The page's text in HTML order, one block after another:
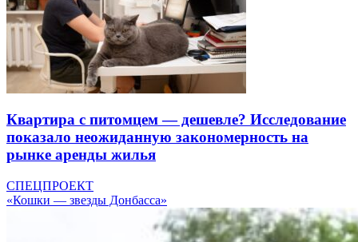
Квартира с питомцем — дешевле? Исследование
показало неожиданную закономерность на
рынке аренды жилья
СПЕЦПРОЕКТ
«Кошки — звезды Донбасса»